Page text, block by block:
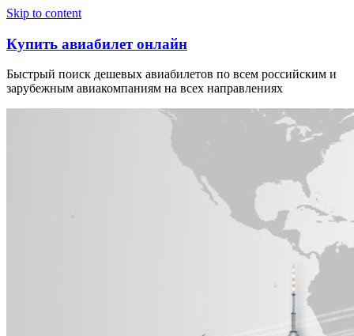
Skip to content
Купить авиабилет онлайн
Быстрый поиск дешевых авиабилетов по всем российским и
зарубежным авиакомпаниям на всех направлениях